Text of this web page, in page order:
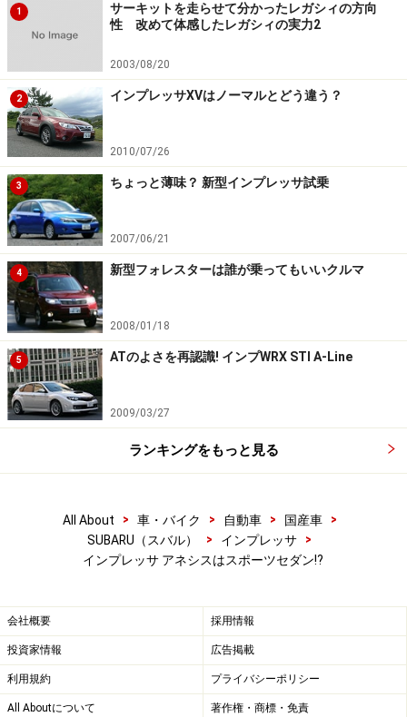
1
サーキットを走らせて分かったレガシィの方向
性 改めて体感したレガシィの実力2
2003/08/20
2 インプレッサXVはノーマルとどう違う？
2010/07/26
3 ちょっと薄味？ 新型インプレッサ試乗
2007/06/21
4 新型フォレスターは誰が乗ってもいいクルマ
2008/01/18
5 ATのよさを再認識! インプWRX STI A-Line
2009/03/27
ランキングをもっと見る
All About > 車・バイク > 自動車 > 国産車
>
SUBARU（スバル）
> インプレッサ
>
インプレッサ アネシスはスポーツセダン!?
会社概要 採用情報
投資家情報 広告掲載
利用規約 プライバシーポリシー
All Aboutについて 著作権・商標・免責